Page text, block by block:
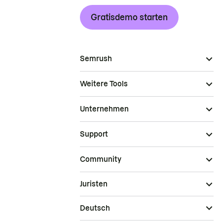
Gratisdemo starten
Semrush
Weitere Tools
Unternehmen
Support
Community
Juristen
Deutsch